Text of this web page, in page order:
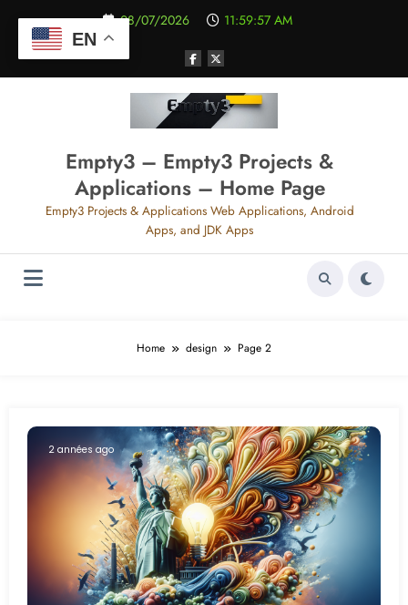
contenu
08/07/2026 11:59:58 AM
Empty3 – Empty3 Projects &
Applications – Home Page
Empty3 Projects & Applications Web Applications, Android
Apps, and JDK Apps
Home design Page 2
2 années ago
EN